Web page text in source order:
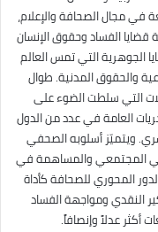
في مجال الصحافة والإعلام،
الفساد وحقوق الإنسان
الجوهرية التي تمس العالم
والحقوق المدنية. طوال
التي سلطت الضوء على
العامة في عدد من الدول
ويتميّز أسلوبه الصحفي
المجتمعي والمساهمة في
المحوري للصحافة كأداة
النقدي ومواجهة الفساد
أكثر عدلاً وإنصافاً.